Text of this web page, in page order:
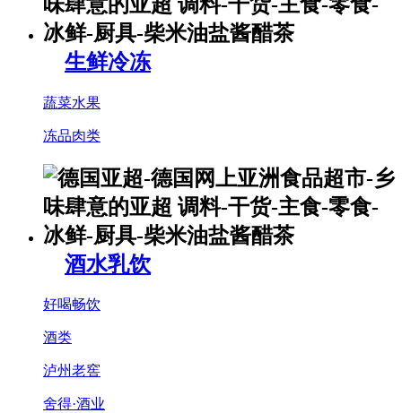
生鲜冷冻
蔬菜水果
冻品肉类
酒水乳饮
好喝畅饮
酒类
泸州老窖
舍得·酒业